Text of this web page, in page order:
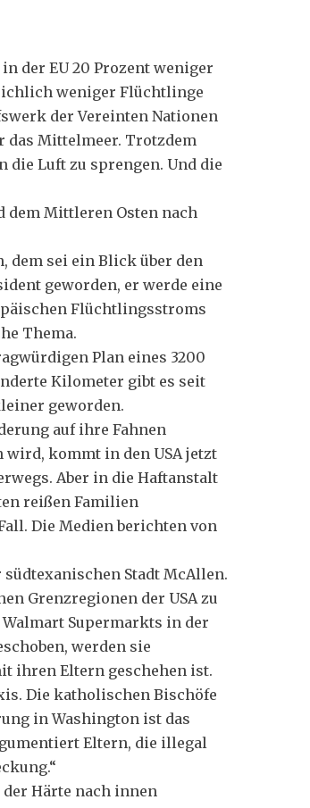
der EU 20 Prozent weniger
weniger Flüchtlinge
der Vereinten Nationen
das Mittelmeer. Trotzdem
Luft zu sprengen. Und die
dem Mittleren Osten nach
dem sei ein Blick über den
geworden, er werde eine
Flüchtlingsstroms
Thema.
Plan eines 3200
Kilometer gibt es seit
geworden.
auf ihre Fahnen
kommt in den USA jetzt
Aber in die Haftanstalt
reißen Familien
Die Medien berichten von
Stadt McAllen.
Grenzregionen der USA zu
Walmart Supermarkts in der
werden sie
ihren Eltern geschehen ist.
Die katholischen Bischöfe
in Washington ist das
Eltern, die illegal
Härte nach innen